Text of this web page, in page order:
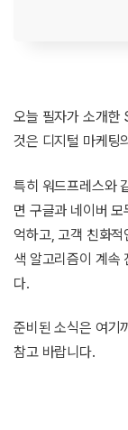
오늘 필자가 소개한
것은 디지털 마케팅
특히 워드프레스와
면 구글과 네이버 모
억하고, 고객 친화
색 알고리즘이 계속
다.
준비된 소식은 여기
참고 바랍니다.